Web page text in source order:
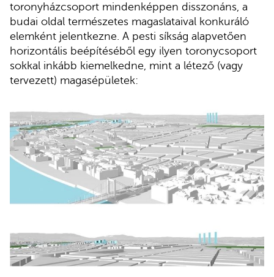
toronyházcsoport mindenképpen disszonáns, a
budai oldal természetes magaslataival konkuráló
elemként jelentkezne. A pesti síkság alapvetően
horizontális beépítéséből egy ilyen toronycsoport
sokkal inkább kiemelkedne, mint a létező (vagy
tervezett) magasépületek: